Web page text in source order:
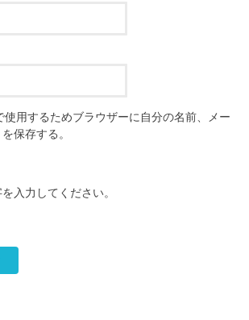
使用するためブラウザーに自分の名前、メー
保存する。
入力してください。